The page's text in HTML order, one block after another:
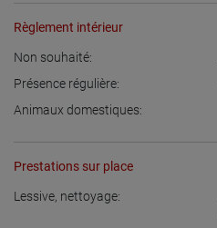
Règlement intérieur
Non souhaité:
Présence régulière:
Animaux domestiques:
Prestations sur place
Lessive, nettoyage: